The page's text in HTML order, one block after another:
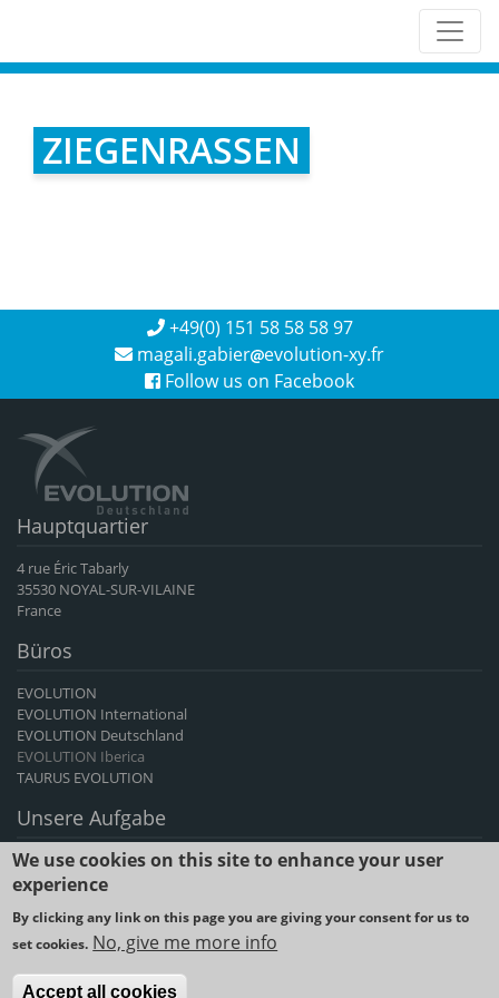
ZIEGENRASSEN
+49(0) 151 58 58 58 97
magali.gabier evolution-xy.fr
Follow us on Facebook
Hauptquartier
4 rue Éric Tabarly
35530 NOYAL-SUR-VILAINE
France
Büros
EVOLUTION
EVOLUTION International
EVOLUTION Deutschland
EVOLUTION Iberica
TAURUS EVOLUTION
Unsere Aufgabe
EVOLUTION International ist der führende französische Exporteur von
Rinder- und Ziegengenetik und seit mehr als 60 Jahren ein Anbieter
von genetischem Fortschritt.
Cookies policy
We use cookies on this site to enhance your user
experience
By clicking any link on this page you are giving your consent for us to
set cookies. No, give me more info
Accept all cookies